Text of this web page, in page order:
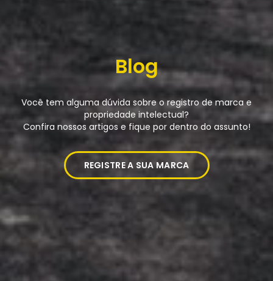
Blog
Você tem alguma dúvida sobre o registro de marca e
propriedade intelectual?
Confira nossos artigos e fique por dentro do assunto!
REGISTRE A SUA MARCA